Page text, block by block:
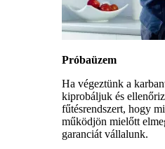
Próbaüzem
Ha végeztünk a
kiprobáljuk és
fűtésrendszert, hogy
működjön mielőtt
garanciát vállalunk.